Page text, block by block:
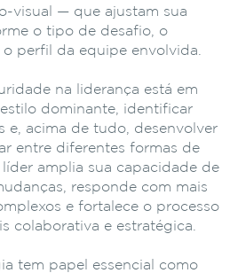
visual — que ajustam sua
o tipo de desafio, o
perfil da equipe envolvida.
na liderança está em
dominante, identificar
e, acima de tudo, desenvolver
entre diferentes formas de
amplia sua capacidade de
responde com mais
e fortalece o processo
colaborativa e estratégica.
tem papel essencial como